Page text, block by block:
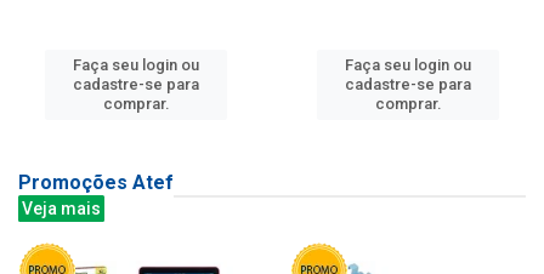
Faça seu login ou
cadastre-se para
comprar.
Faça seu login ou
cadastre-se para
comprar.
Promoções Atef
Veja mais